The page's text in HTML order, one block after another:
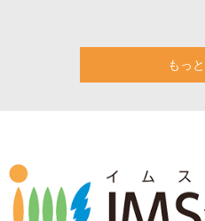
もっ